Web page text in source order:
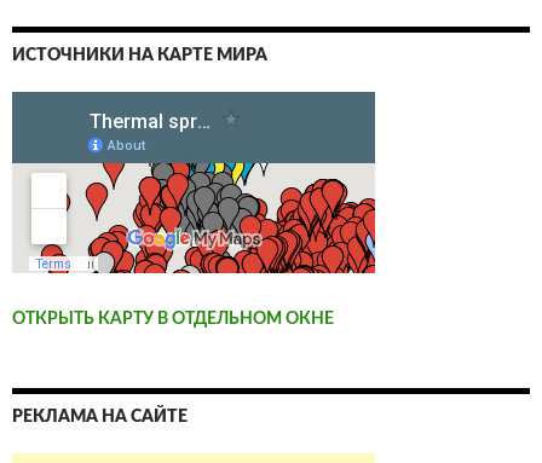
ИСТОЧНИКИ НА КАРТЕ МИРА
ОТКРЫТЬ КАРТУ В ОТДЕЛЬНОМ ОКНЕ
РЕКЛАМА НА САЙТЕ